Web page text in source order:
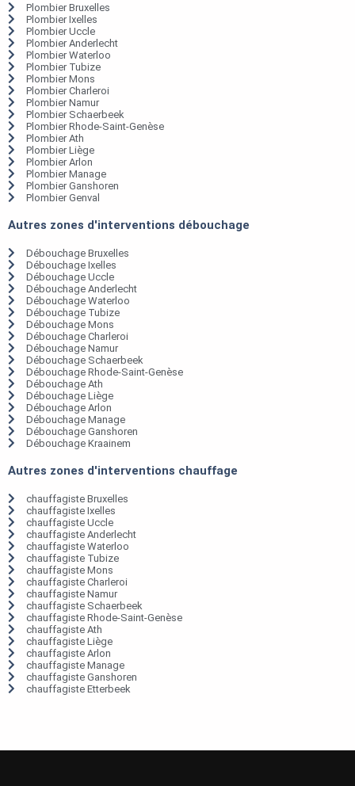
Plombier Bruxelles
Plombier Ixelles
Plombier Uccle
Plombier Anderlecht
Plombier Waterloo
Plombier Tubize
Plombier Mons
Plombier Charleroi
Plombier Namur
Plombier Schaerbeek
Plombier Rhode-Saint-Genèse
Plombier Ath
Plombier Liège
Plombier Arlon
Plombier Manage
Plombier Ganshoren
Plombier Genval
Autres zones d'interventions débouchage
Débouchage Bruxelles
Débouchage Ixelles
Débouchage Uccle
Débouchage Anderlecht
Débouchage Waterloo
Débouchage Tubize
Débouchage Mons
Débouchage Charleroi
Débouchage Namur
Débouchage Schaerbeek
Débouchage Rhode-Saint-Genèse
Débouchage Ath
Débouchage Liège
Débouchage Arlon
Débouchage Manage
Débouchage Ganshoren
Débouchage Kraainem
Autres zones d'interventions chauffage
chauffagiste Bruxelles
chauffagiste Ixelles
chauffagiste Uccle
chauffagiste Anderlecht
chauffagiste Waterloo
chauffagiste Tubize
chauffagiste Mons
chauffagiste Charleroi
chauffagiste Namur
chauffagiste Schaerbeek
chauffagiste Rhode-Saint-Genèse
chauffagiste Ath
chauffagiste Liège
chauffagiste Arlon
chauffagiste Manage
chauffagiste Ganshoren
chauffagiste Etterbeek